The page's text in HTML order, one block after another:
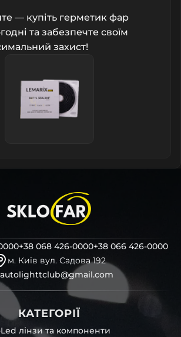
— купіть герметик фар
та забезпечте своїм
захист!
+38 068 426-0000+38 066 426-0000
м. Київ вул. Садова 192
autolighttclub@gmail.com
КАТЕГОРІЇ
лінзи та компоненти